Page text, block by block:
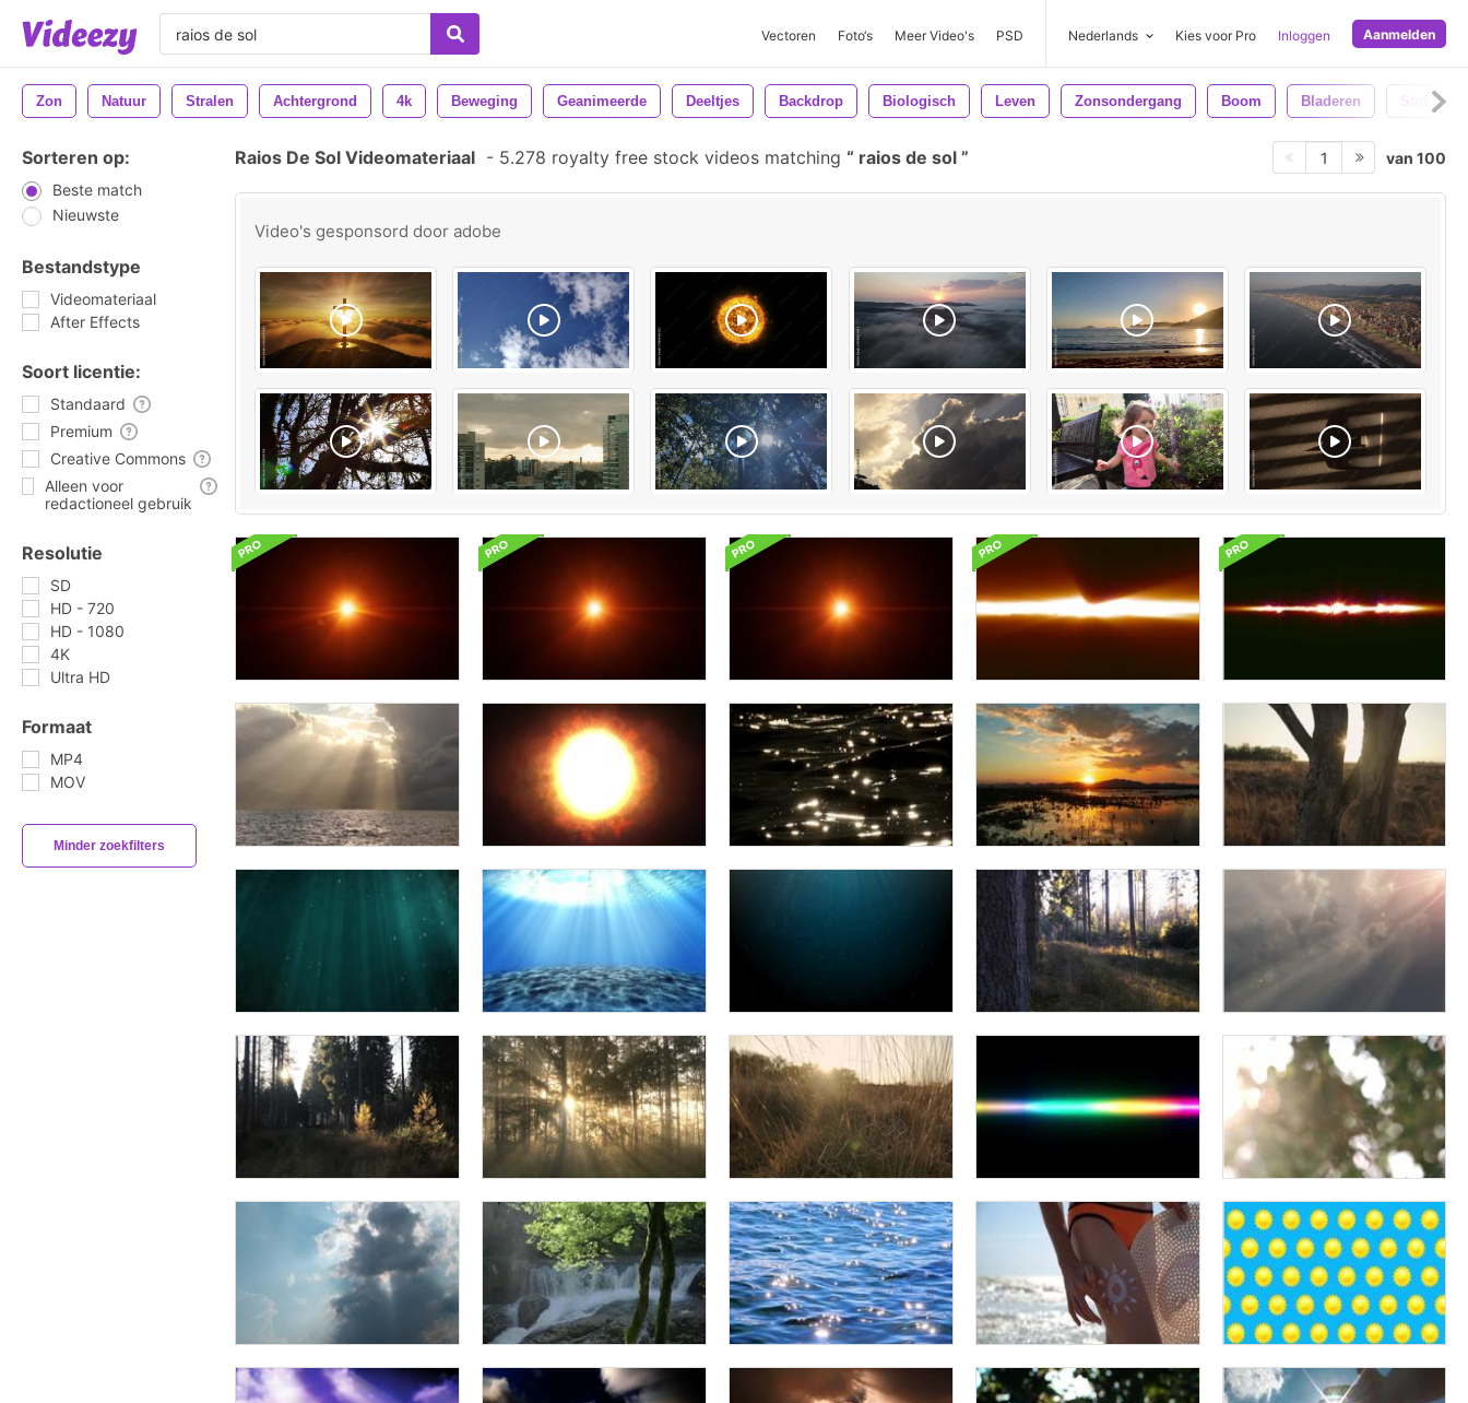
Vectoren Foto‘s Meer Video's PSD Nederlands Kies voor Pro Inloggen Aanmelden
Zon Natuur Stralen Achtergrond 4k Beweging Geanimeerde Deeltjes Backdrop Biologisch Leven Zonsondergang Boom Bladeren
Sorteren op:
Beste match
Nieuwste
Bestandstype
Videomateriaal
After Effects
Soort licentie:
Standaard
Premium
Creative Commons
Alleen voor
redactioneel gebruik
Resolutie
SD
HD - 720
HD - 1080
4K
Ultra HD
Formaat
MP4
MOV
Minder zoekfilters
Raios De Sol Videomateriaal - 5.278 royalty free stock videos matching raios de sol 1 van 100
Video's gesponsord door adobe